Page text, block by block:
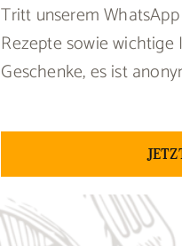
Tritt unserem
Rezepte sowie
Geschenke, es ist